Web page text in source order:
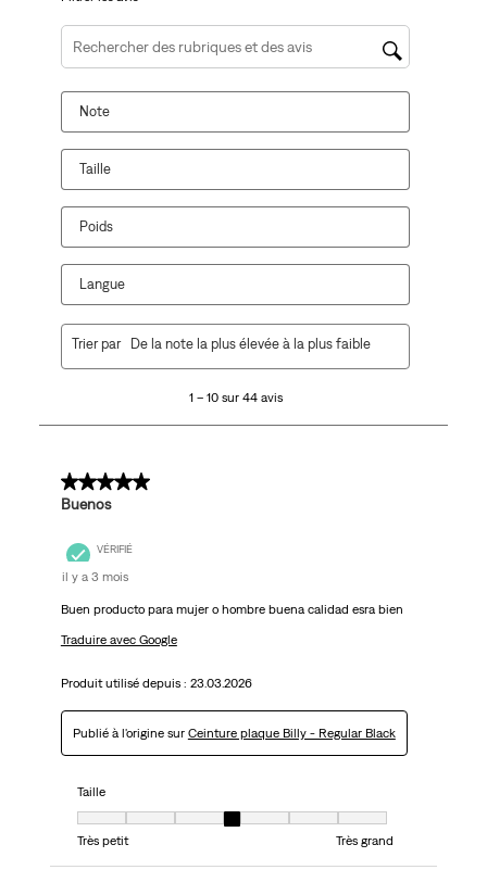
Zone de recherche de sujet et d'avis
Note
Taille
Poids
Langue
44
1 – 10 sur 44 avis
Trier par De la note la plus élevée à la plus faible
5 sur 5 étoiles.
Buenos
VÉRIFIÉ
il y a 3 mois
Buen producto para mujer o hombre buena calidad esra bien
Traduire avec Google
Produit utilisé depuis : 23.03.2026
Publié à l'origine sur Ceinture plaque Billy - Regular Black
Taille
Taille, 4 sur 7, où 1 est égal à Très petit et 7 est égal à Très grand
Très petit
Très grand